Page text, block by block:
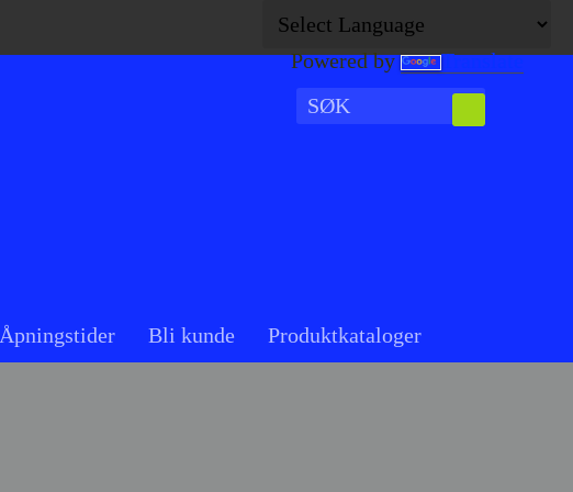
Åpningstider Bli kunde Produktkataloger
Powered by Translate